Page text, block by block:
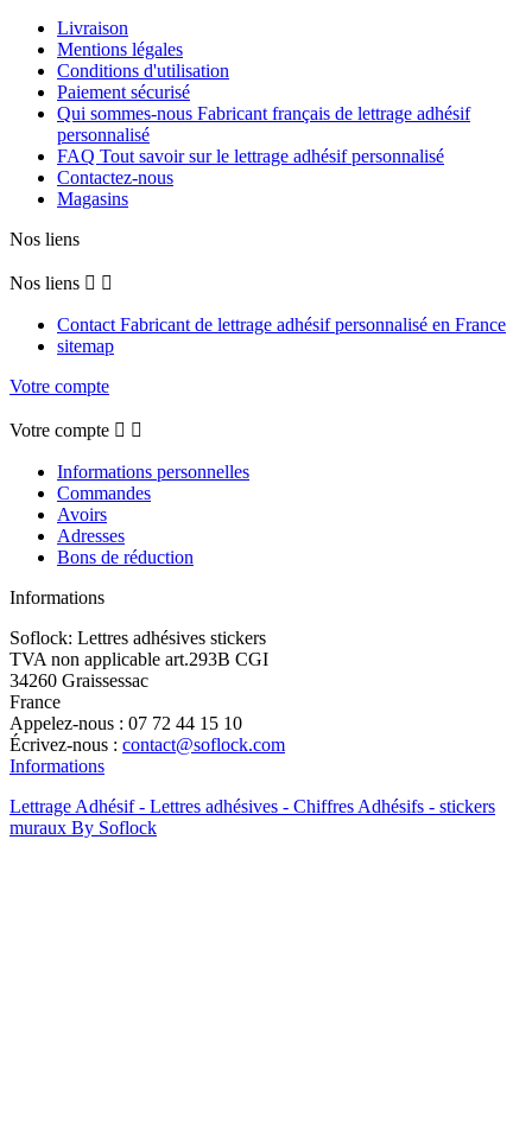
Livraison
Mentions légales
Conditions d'utilisation
Paiement sécurisé
Qui sommes-nous Fabricant français de lettrage adhésif
personnalisé
FAQ Tout savoir sur le lettrage adhésif personnalisé
Contactez-nous
Magasins
Nos liens
Nos liens  
Contact Fabricant de lettrage adhésif personnalisé en France
sitemap
Votre compte
Votre compte  
Informations personnelles
Commandes
Avoirs
Adresses
Bons de réduction
Informations
Soflock: Lettres adhésives stickers
TVA non applicable art.293B CGI
34260 Graissessac
France
Appelez-nous : 07 72 44 15 10
Écrivez-nous : contact@soflock.com
Informations
Lettrage Adhésif - Lettres adhésives - Chiffres Adhésifs - stickers
muraux By Soflock